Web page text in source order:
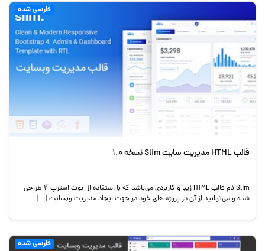
فارسی شده
قالب HTML مدیریت سایت Slim نسخه 1.0
Slim نام قالب HTML زیبا و کاربردی می‌باشد که با استفاده از بوت استرپ 4 طراحی
شده و می‌توانید از آن در پروژه های خود در جهت ایجاد مدیریت وبسایت […]
فارسی شده